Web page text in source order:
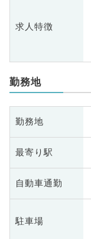
求人特徴
勤務地
勤務地
最寄り駅
自動車通勤
駐車場